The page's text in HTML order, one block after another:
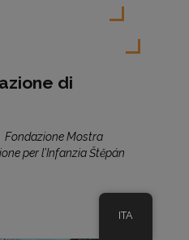
di
Fondazione Mostra
per l’Infanzia Štěpán
ITA